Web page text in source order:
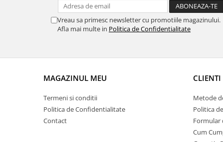
Vreau sa primesc newsletter cu promotiile magazinului.
Afla mai multe in Politica de Confidentialitate
MAGAZINUL MEU
Termeni si conditii
Politica de Confidentialitate
Contact
CLIENTI
Metode
Politica
Formular
Cum